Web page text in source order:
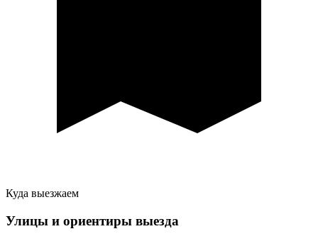
Куда выезжаем
Улицы и ориентиры выезда